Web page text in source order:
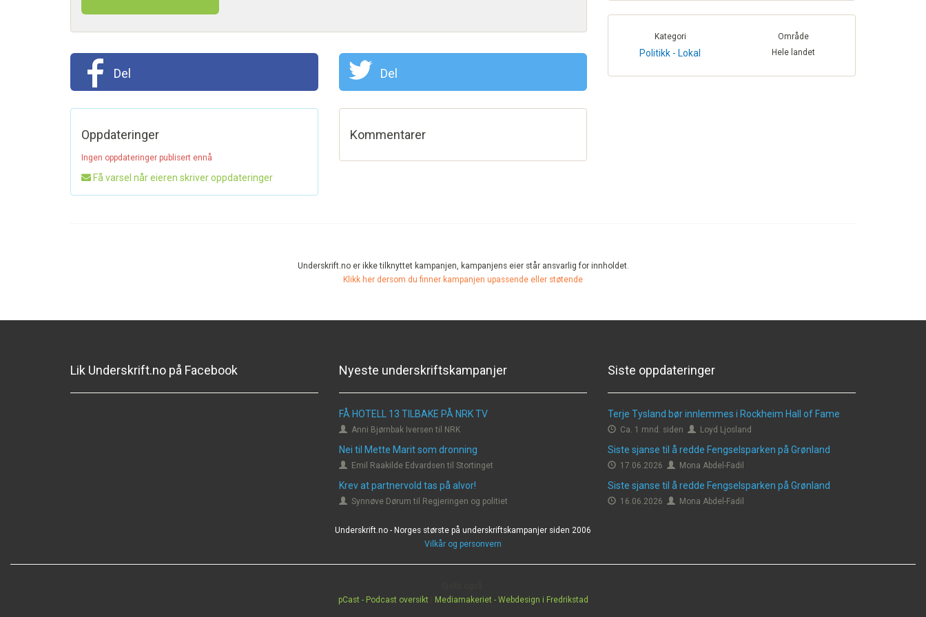
Del Del
Oppdateringer
Ingen oppdateringer publisert ennå
Få varsel når eieren skriver oppdateringer
Kommentarer
Kategori
Politikk - Lokal
Område
Hele landet
Underskrift.no er ikke tilknyttet kampanjen, kampanjens eier står ansvarlig for innholdet.
Klikk her dersom du finner kampanjen upassende eller støtende
Lik Underskrift.no på Facebook Nyeste underskriftskampanjer
FÅ HOTELL 13 TILBAKE PÅ NRK TV
Anni Bjørnbak Iversen til NRK
Nei til Mette Marit som dronning
Emil Raakilde Edvardsen til Stortinget
Krev at partnervold tas på alvor!
Synnøve Dørum til Regjeringen og politiet
Siste oppdateringer
Terje Tysland bør innlemmes i Rockheim Hall of Fame
Ca. 1 mnd. siden Loyd Ljosland
Siste sjanse til å redde Fengselsparken på Grønland
17.06.2026 Mona Abdel-Fadil
Siste sjanse til å redde Fengselsparken på Grønland
16.06.2026 Mona Abdel-Fadil
Underskrift.no - Norges største på underskriftskampanjer siden 2006
Vilkår og personvern
pCast - Podcast oversikt
Mediamakeriet - Webdesign i Fredrikstad